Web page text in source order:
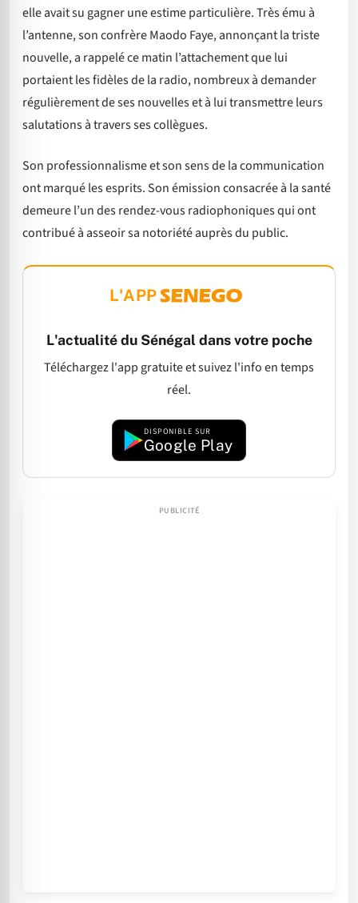
elle avait su gagner une estime particulière. Très ému à
l’antenne, son confrère Maodo Faye, annonçant la triste
nouvelle, a rappelé ce matin l’attachement que lui
portaient les fidèles de la radio, nombreux à demander
régulièrement de ses nouvelles et à lui transmettre leurs
salutations à travers ses collègues.
Son professionnalisme et son sens de la communication
ont marqué les esprits. Son émission consacrée à la santé
demeure l’un des rendez-vous radiophoniques qui ont
contribué à asseoir sa notoriété auprès du public.
L'APP
L'actualité du Sénégal dans votre poche
Téléchargez l'app gratuite et suivez l'info en temps
réel.
DISPONIBLE SUR
Google Play